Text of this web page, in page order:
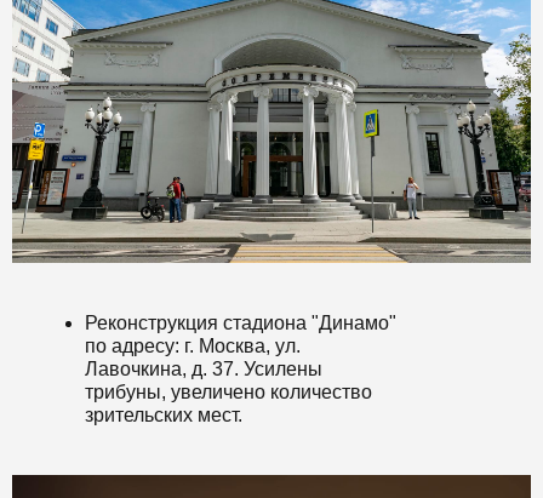
Реконструкция стадиона "Динамо"
по адресу: г. Москва, ул.
Лавочкина, д. 37. Усилены
трибуны, увеличено количество
зрительских мест.